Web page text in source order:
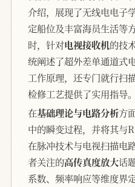
介绍，展现了无线电电子
定船位及丰富海员生活等
时，针对电视接收机的技
统阐述了超外差单通道式
工作原理，还专门就行扫
检修工艺提供了实用指导。
在基础理论与电路分析方
中的瞬变过程，并将其与
在脉冲技术与电视扫描电
者关注的高传真度放大话
系数、频率响应等维度界